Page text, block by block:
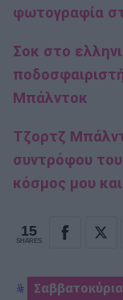
φωτογραφία
Σοκ στο
Μπάλντοκ
Τζορτζ
συντρόφου
κόσμος μου
15
SHARES